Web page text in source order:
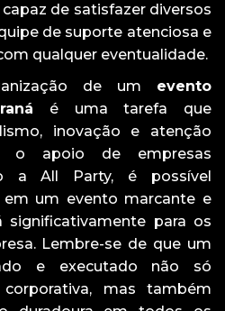
de satisfazer diversos
de suporte atenciosa e
qualquer eventualidade.
de um evento
é uma tarefa que
inovação e atenção
o apoio de empresas
a All Party, é possível
um evento marcante e
significativamente para os
Lembre-se de que um
e executado não só
mas também